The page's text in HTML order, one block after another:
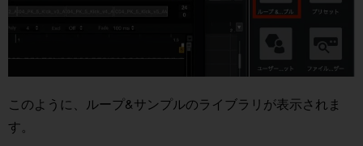
このように、ループ&サンプルのライブラリが表示されま
す。